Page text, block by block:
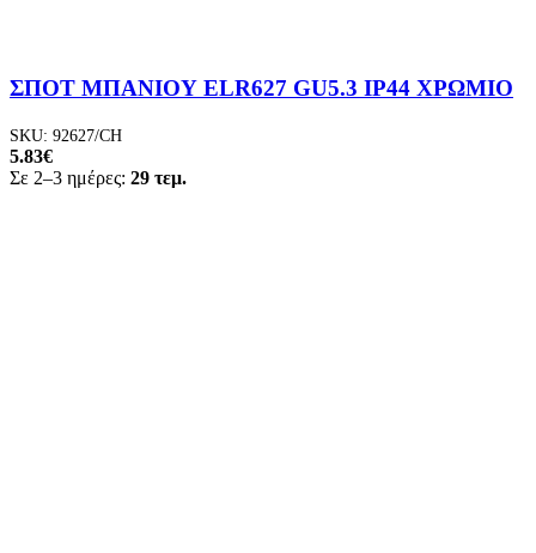
ΣΠΟΤ ΜΠΑΝΙΟΥ ELR627 GU5.3 IP44 ΧΡΩΜΙΟ
SKU: 92627/CH
5.83€
Σε 2–3 ημέρες: 29 τεμ.